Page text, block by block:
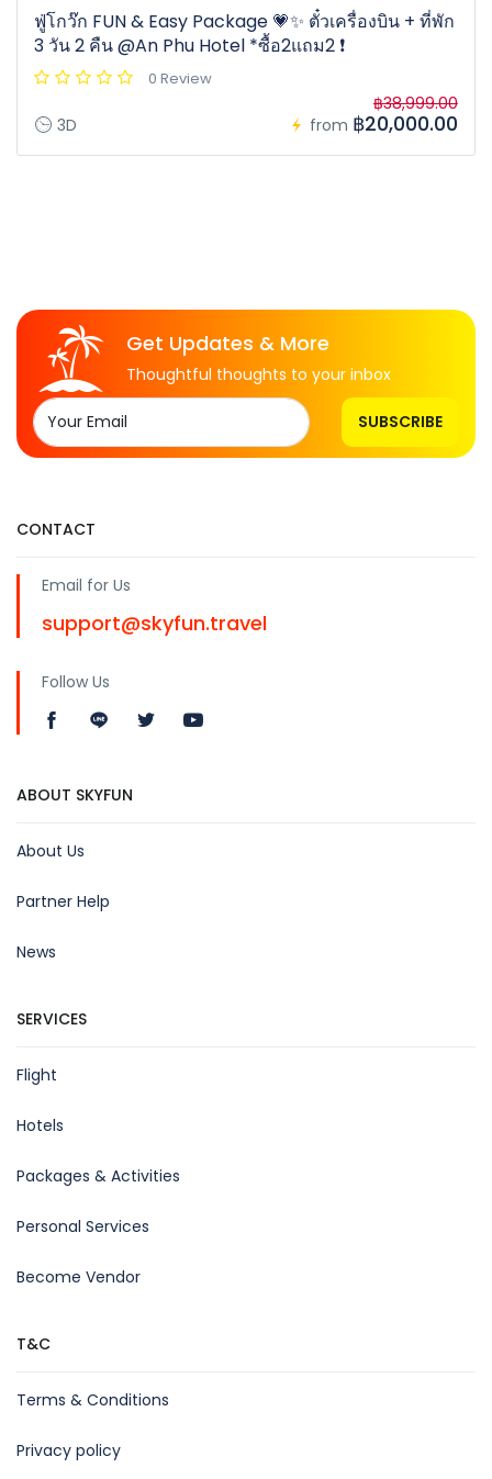
ฟู่โกว๊ก FUN & Easy Package 💗✨ ตั๋วเครื่องบิน + ที่พัก
3 วัน 2 คืน @An Phu Hotel *ซื้อ2แถม2 ❗️
0 Review
3D from
฿38,999.00
฿20,000.00
Get Updates & More
Thoughtful thoughts to your inbox
SUBSCRIBE
CONTACT
Email for Us
support@skyfun.travel
Follow Us
ABOUT SKYFUN
About Us
Partner Help
News
SERVICES
Flight
Hotels
Packages & Activities
Personal Services
Become Vendor
T&C
Terms & Conditions
Privacy policy